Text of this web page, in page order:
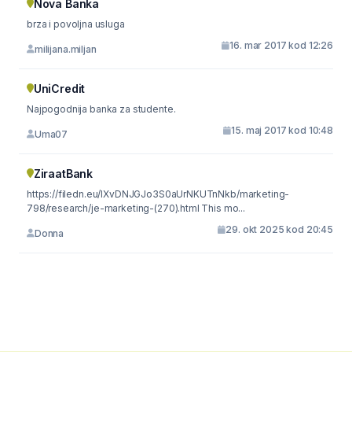
Nova Banka
brza i povoljna usluga
milijana.miljan 16. mar 2017 kod 12:26
UniCredit
Najpogodnija banka za studente.
Uma07 15. maj 2017 kod 10:48
ZiraatBank
https://filedn.eu/lXvDNJGJo3S0aUrNKUTnNkb/marketing-
798/research/je-marketing-(270).html This mo...
Donna 29. okt 2025 kod 20:45